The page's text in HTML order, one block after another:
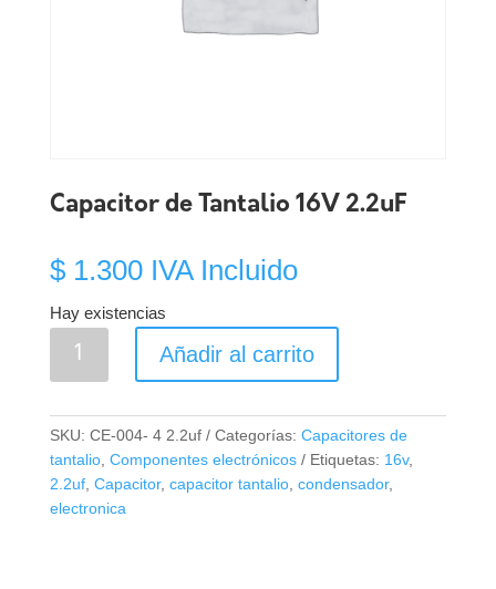
Capacitor de Tantalio 16V 2.2uF
$1.300 IVA Incluido
Hay existencias
Capacitor
2.2uF
cantidad
Añadir al carrito
SKU: CE-004- 4 2.2uf Categorías: Capacitores de
tantalio, Componentes electrónicos Etiquetas: 16v,
2.2uf, Capacitor, capacitor tantalio, condensador,
electronica